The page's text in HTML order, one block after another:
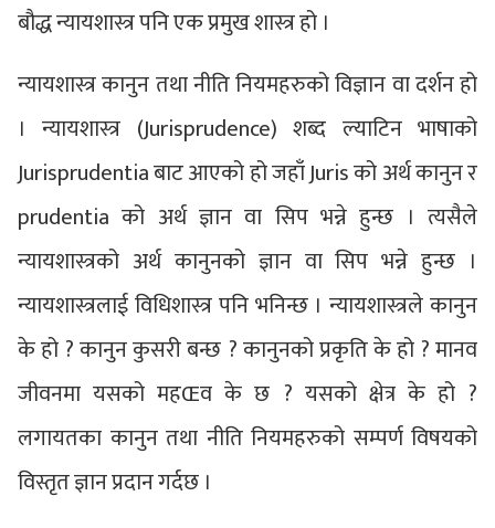
बौद्ध न्यायशास्त्र पनि एक प्रमुख शास्त्र हो ।
न्यायशास्त्र कानुन तथा नीति नियमहरुको विज्ञान वा दर्शन हो
। न्यायशास्त्र (Jurisprudence) शब्द ल्याटिन भाषाको
Jurisprudentia बाट आएको हो जहाँ Juris को अर्थ कानुन र
prudentia को अर्थ ज्ञान वा सिप भन्ने हुन्छ । त्यसैले
न्यायशास्त्रको अर्थ कानुनको ज्ञान वा सिप भन्ने हुन्छ ।
न्यायशास्त्रलाई विधिशास्त्र पनि भनिन्छ । न्यायशास्त्रले कानुन
के हो ? कानुन कुसरी बन्छ ? कानुनको प्रकृति के हो ? मानव
जीवनमा यसको महŒव के छ ? यसको क्षेत्र के हो ?
लगायतका कानुन तथा नीति नियमहरुको सम्पर्ण विषयको
विस्तृत ज्ञान प्रदान गर्दछ ।